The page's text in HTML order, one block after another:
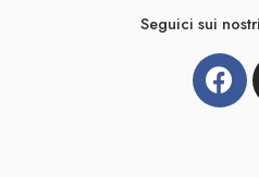
Seguici sui